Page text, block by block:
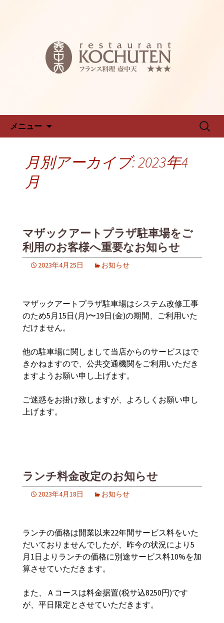
理 壺中天～こちゅうてん～」
のブログ
メニュー
検
月別アーカイブ: 2023年4
月
マザックアートプラザ駐車場をご
利用のお客様へ重要なお知らせ
2023年4月25日 お知らせ
マザックアートプラザ駐車場はシステム改修工事
のため5月15日(月)〜19日(金)の期間、ご利用いた
だけません。
他の駐車場に関しまして当店からのサービスはで
きかねますので、公共交通機関をご利用いただき
ますようお願い申し上げます。
ご迷惑をお掛け致しますが、よろしくお願い申し
上げます。
ランチ料金改定のお知らせ
2023年4月18日 お知らせ
ランチの価格は開業以来22年間サービス料をいた
だいておりませんでしたが、昨今の状況により5
月1日よりランチの価格に別途サービス料10%を加
算させていただきます。
また、Ａコースは料金据置(税サ込8250円)です
が、平日限定とさせていただきます。